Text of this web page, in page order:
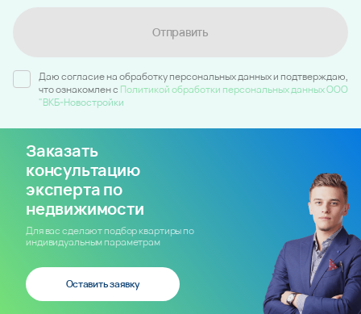
Отправить
Даю согласие на обработку персональных данных и подтверждаю,
что ознакомлен c Политикой обработки персональных данных ООО
"ВКБ-Новостройки
Заказать
консультацию
эксперта по
недвижимости
Для вас сделают подбор квартиры по
индивидуальным параметрам
Оставить заявку